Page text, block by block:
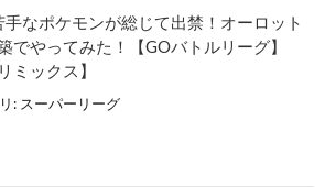
手なポケモンが総じて出禁！オーロット
でやってみた！【GOバトルリーグ】
ミックス】
: スーパーリーグ